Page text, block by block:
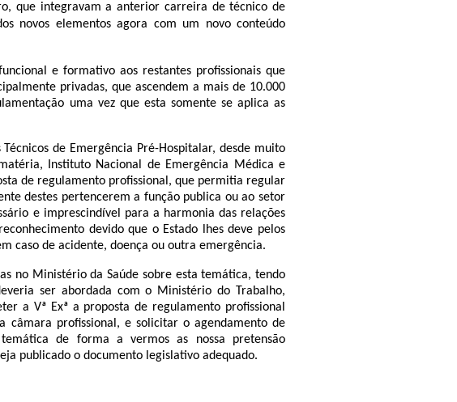
que integravam a anterior carreira de técnico de
novos elementos agora com um novo conteúdo
e formativo aos restantes profissionais que
privadas, que ascendem a mais de 10.000
uma vez que esta somente se aplica as
de Emergência Pré-Hospitalar, desde muito
Instituto Nacional de Emergência Médica e
de regulamento profissional, que permitia regular
destes pertencerem a função publica ou ao setor
e imprescindível para a harmonia das relações
devido que o Estado lhes deve pelos
caso de acidente, doença ou outra emergência.
no Ministério da Saúde sobre esta temática, tendo
ser abordada com o Ministério do Trabalho,
a Vª Exª a proposta de regulamento profissional
câmara profissional, e solicitar o agendamento de
de forma a vermos as nossa pretensão
publicado o documento legislativo adequado.